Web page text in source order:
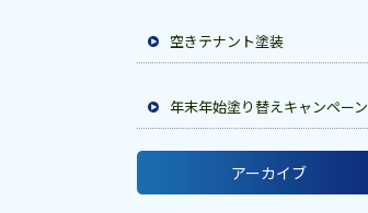
空きテナント塗装
年末年始塗り替えキャンペーン
アーカイブ